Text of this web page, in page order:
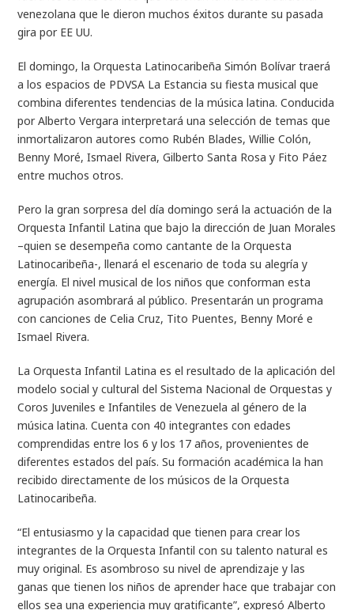
venezolana que le dieron muchos éxitos durante su pasada
gira por EE UU.
El domingo, la Orquesta Latinocaribeña Simón Bolívar traerá
a los espacios de PDVSA La Estancia su fiesta musical que
combina diferentes tendencias de la música latina. Conducida
por Alberto Vergara interpretará una selección de temas que
inmortalizaron autores como Rubén Blades, Willie Colón,
Benny Moré, Ismael Rivera, Gilberto Santa Rosa y Fito Páez
entre muchos otros.
Pero la gran sorpresa del día domingo será la actuación de la
Orquesta Infantil Latina que bajo la dirección de Juan Morales
–quien se desempeña como cantante de la Orquesta
Latinocaribeña-, llenará el escenario de toda su alegría y
energía. El nivel musical de los niños que conforman esta
agrupación asombrará al público. Presentarán un programa
con canciones de Celia Cruz, Tito Puentes, Benny Moré e
Ismael Rivera.
La Orquesta Infantil Latina es el resultado de la aplicación del
modelo social y cultural del Sistema Nacional de Orquestas y
Coros Juveniles e Infantiles de Venezuela al género de la
música latina. Cuenta con 40 integrantes con edades
comprendidas entre los 6 y los 17 años, provenientes de
diferentes estados del país. Su formación académica la han
recibido directamente de los músicos de la Orquesta
Latinocaribeña.
“El entusiasmo y la capacidad que tienen para crear los
integrantes de la Orquesta Infantil con su talento natural es
muy original. Es asombroso su nivel de aprendizaje y las
ganas que tienen los niños de aprender hace que trabajar con
ellos sea una experiencia muy gratificante”, expresó Alberto